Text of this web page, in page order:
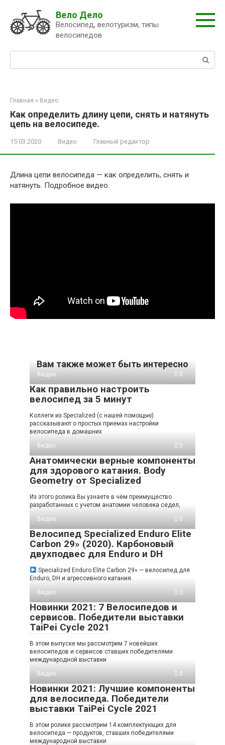
контенту
Вело Дело
Велосипед, велотуризм, типы
велосипедов
Главная » Видео
Как определить длину цепи, снять и натянуть
цепь на велосипеде.
15.03.2020 Видео Главный редактор
Длина цепи велосипеда — как определить, снять и
натянуть. Подробное видео.
Вам также может быть интересно
Видео 0
Как правильно настроить
велосипед за 5 минут
Коллеги из Specialized (с нашей помощью)
рассказывают о простых приемах настройки
велосипеда в домашних
Видео
0
Анатомически верные компоненты
для здорового катания. Body
Geometry от Specialized
Из этого ролика Вы узнаете в чём преимущество
разработанных с учетом анатомии человека седел,
Видео
0
Велосипед Specialized Enduro Elite
Carbon 29» (2020). Карбоновый
двухподвес для Enduro и DH
Specialized Enduro Elite Carbon 29» — велосипед для
Enduro, DH и агрессивного катания.
Видео
0
Новинки 2021: 7 Велосипедов и
сервисов. Победители выставки
TaiPei Cycle 2021
В этом выпуске мы рассмотрим 7 новейших
велосипедов и сервисов ставших победителями
международной выставки
Видео
0
Новинки 2021: Лучшие компоненты
для велосипеда. Победители
выставки TaiPei Cycle 2021
В этом ролике рассмотрим 14 комплектующих для
велосипеда — продуктов, ставших победителями
международной выставки